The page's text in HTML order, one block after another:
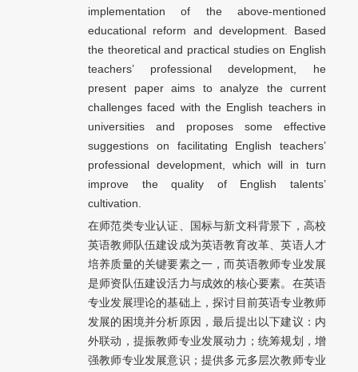
implementation of the above-mentioned
educational reform and development. Based
the theoretical and practical studies on English
teachers’ professional development, he
present paper aims to analyze the current
challenges faced with the English teachers in
universities and proposes some effective
suggestions on facilitating English teachers’
professional development, which will in turn
improve the quality of English talents’
cultivation.
在师范类专业认证、国标与新文科背景下，高校
英语教师队伍建设成为英语教育改革、英语人才
培养质量的关键要素之一，而英语教师专业发展
是师资队伍建设活力与成效的核心要素。在英语
专业发展理论的基础上，探讨目前英语专业教师
发展的困境并分析原因，最后提出以下建议：内
外联动，提振教师专业发展动力；统筹规划，增
强教师专业发展意识；提供多元多层次教师专业